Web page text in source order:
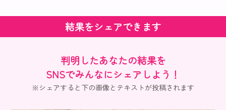
結果をシェアできます
判明したあなたの結果を
SNSでみんなにシェアしよう！
※シェアすると下の画像とテキストが投稿されます